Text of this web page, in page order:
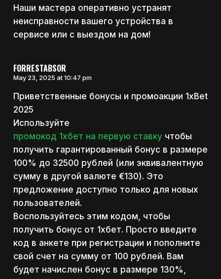
Наши мастера оперативно устранят
неисправности вашего устройства в
сервисе или с выездом на дом!
FORRESTABSOR
May 23, 2025 at 10:47 pm
Приветственные бонусы и промоакции 1xBet
2025
Используйте
промокод 1хбет на первую ставкучтобы
получить гарантированный бонус в размере
100% до 32500 рублей (или эквивалентную
сумму в другой валюте €130). Это
предложение доступно только для новых
пользователей.
Воспользуйтесь этим кодом, чтобы
получить бонус от 1хбет. Просто введите
код в анкете при регистрации и пополните
свой счет на сумму от 100 рублей. Вам
будет начислен бонус в размере 130%,